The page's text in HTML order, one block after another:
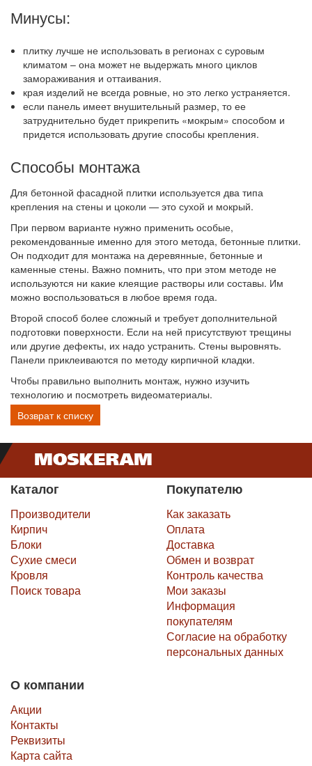
Минусы:
плитку лучше не использовать в регионах с суровым
климатом – она может не выдержать много циклов
замораживания и оттаивания.
края изделий не всегда ровные, но это легко устраняется.
если панель имеет внушительный размер, то ее
затруднительно будет прикрепить «мокрым» способом и
придется использовать другие способы крепления.
Способы монтажа
Для бетонной фасадной плитки используется два типа
крепления на стены и цоколи — это сухой и мокрый.
При первом варианте нужно применить особые,
рекомендованные именно для этого метода, бетонные плитки.
Он подходит для монтажа на деревянные, бетонные и
каменные стены. Важно помнить, что при этом методе не
используются ни какие клеящие растворы или составы. Им
можно воспользоваться в любое время года.
Второй способ более сложный и требует дополнительной
подготовки поверхности. Если на ней присутствуют трещины
или другие дефекты, их надо устранить. Стены выровнять.
Панели приклеиваются по методу кирпичной кладки.
Чтобы правильно выполнить монтаж, нужно изучить
технологию и посмотреть видеоматериалы.
Возврат к списку
Каталог
Производители
Кирпич
Блоки
Сухие смеси
Кровля
Поиск товара
Покупателю
Как заказать
Оплата
Доставка
Обмен и возврат
Контроль качества
Мои заказы
Информация
покупателям
Согласие на обработку
персональных данных
О компании
Акции
Контакты
Реквизиты
Карта сайта